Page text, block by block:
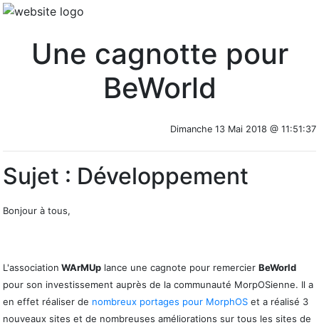
Une cagnotte pour
BeWorld
Dimanche 13 Mai 2018 @ 11:51:37
Sujet : Développement
Bonjour à tous,
L'association WArMUp lance une cagnote pour remercier BeWorld
pour son investissement auprès de la communauté MorpOSienne. Il a
en effet réaliser de nombreux portages pour MorphOS et a réalisé 3
nouveaux sites et de nombreuses améliorations sur tous les sites de